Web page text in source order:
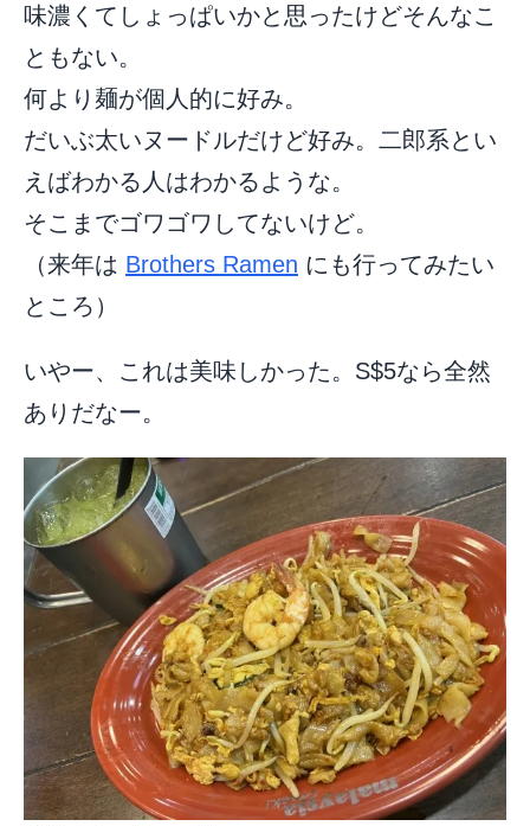
味濃くてしょっぱいかと思ったけどそんなこ
ともない。
何より麺が個人的に好み。
だいぶ太いヌードルだけど好み。二郎系とい
えばわかる人はわかるような。
そこまでゴワゴワしてないけど。
（来年は Brothers Ramen にも行ってみたい
ところ）
いやー、これは美味しかった。S$5なら全然
ありだなー。